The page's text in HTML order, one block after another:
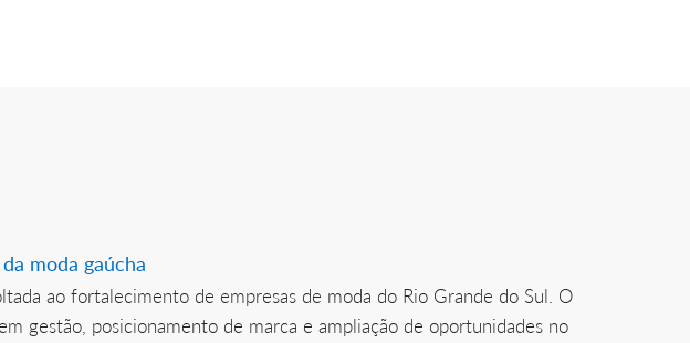
moda gaúcha
ao fortalecimento de empresas de moda do Rio Grande do Sul. O
gestão, posicionamento de marca e ampliação de oportunidades no